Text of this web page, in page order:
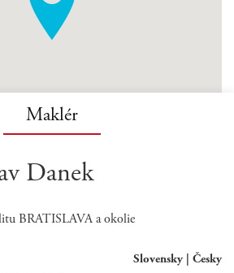
Maklér
Danek
BRATISLAVA a okolie
Slovensky | Česky